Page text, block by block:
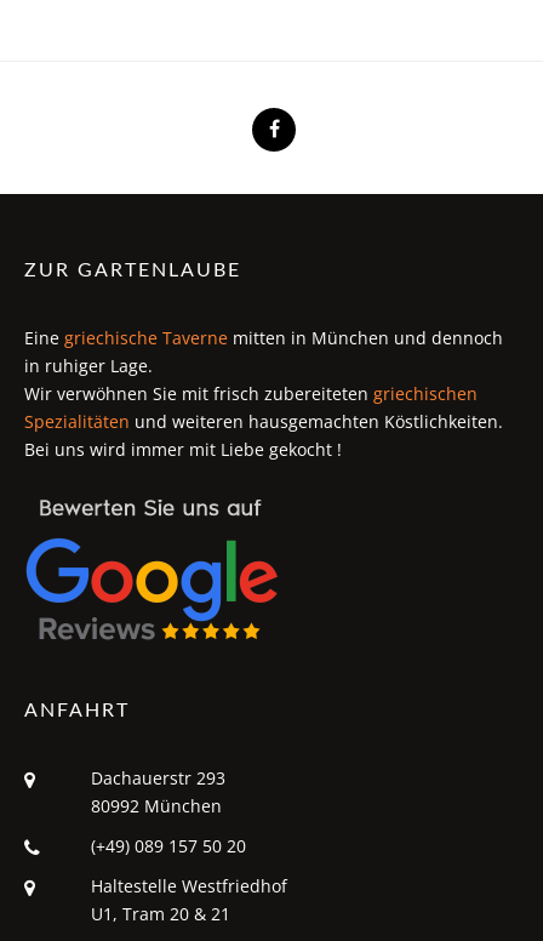
ZUR GARTENLAUBE
Eine griechische Taverne mitten in München und dennoch
in ruhiger Lage.
Wir verwöhnen Sie mit frisch zubereiteten griechischen
Spezialitäten und weiteren hausgemachten Köstlichkeiten.
Bei uns wird immer mit Liebe gekocht !
ANFAHRT
Dachauerstr 293
80992 München
(+49) 089 157 50 20
Haltestelle Westfriedhof
U1, Tram 20 & 21